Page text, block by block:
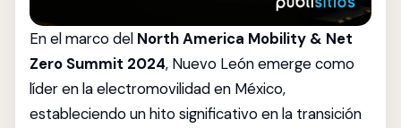
En el marco del North America Mobility & Net
Zero Summit 2024, Nuevo León emerge como
líder en la electromovilidad en México,
estableciendo un hito significativo en la transición